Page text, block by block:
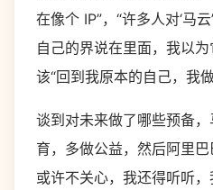
在像个 IP”，“许多人对‘马
自己的界说在里面，我以
该“回到我原本的自己，我
谈到对未来做了哪些预备
育，多做公益，然后阿里
或许不关心，我还得听听